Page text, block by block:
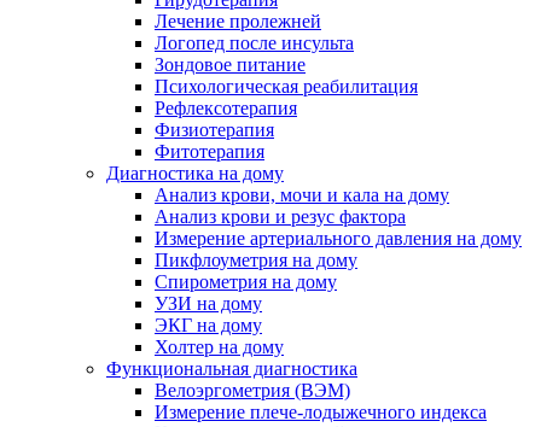
Лечение пролежней
Логопед после инсульта
Зондовое питание
Психологическая реабилитация
Рефлексотерапия
Физиотерапия
Фитотерапия
Диагностика на дому
Анализ крови, мочи и кала на дому
Анализ крови и резус фактора
Измерение артериального давления на дому
Пикфлоуметрия на дому
Спирометрия на дому
УЗИ на дому
ЭКГ на дому
Холтер на дому
Функциональная диагностика
Велоэргометрия (ВЭМ)
Измерение плече-лодыжечного индекса